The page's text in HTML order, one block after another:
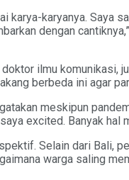
karyanya. Saya
dengan
ilmu
berbeda ini agar
meskipun
excited. Banyak hal
Selain dari Bali,
warga saling